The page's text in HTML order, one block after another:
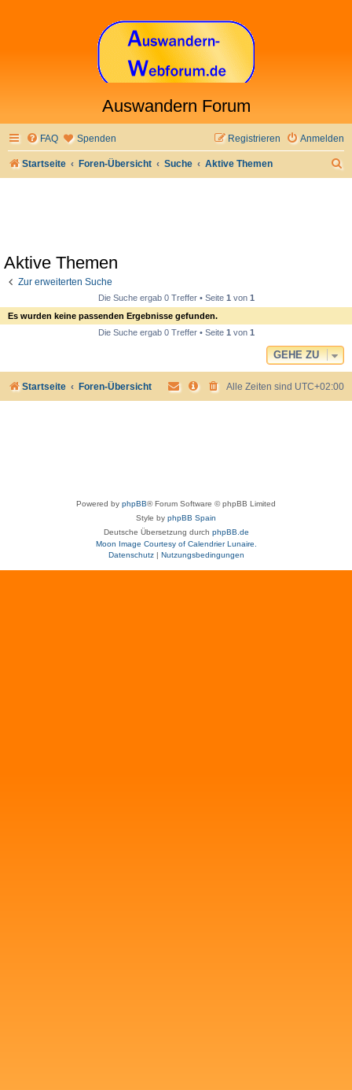
Auswandern Forum
FAQ Spenden Anmelden
Registrieren
Startseite Foren-Übersicht Suche Aktive Themen
Aktive Themen
Zur erweiterten Suche
Die Suche ergab 0 Treffer • Seite 1von 1
Es wurden keine passenden Ergebnisse gefunden.
Die Suche ergab 0 Treffer • Seite 1von 1
GEHE ZU
Startseite Foren-Übersicht Alle Zeiten sind UTC+02:00
Powered by phpBB® Forum Software © phpBB Limited
Style by phpBB Spain
Deutsche Übersetzung durch phpBB.de
Moon Image Courtesy of Calendrier Lunaire.
Datenschutz| Nutzungsbedingungen